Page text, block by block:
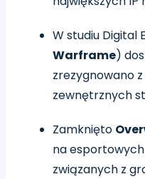
W studiu Digital
Warframe)
zrezygnowano
zewnętrznych
Zamknięto
na
związanych z